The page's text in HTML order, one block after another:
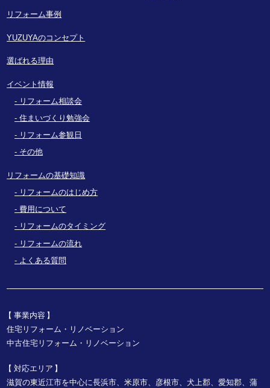
リフォーム事例
YUZUYAのコンセプト
選ばれる理由
イベント情報
リフォーム相談会
住まいづくり勉強会
リフォーム参観日
その他
リフォームの基礎知識
リフォームのはじめ方
費用について
リフォームのタイミング
リフォームの流れ
よくある質問
事業内容
住宅リフォーム・リノベーション
中古住宅リフォーム・リノベーション
対応エリア
滋賀の東近江市を中心に長浜市、米原市、彦根市、犬上郡、愛知郡、蒲